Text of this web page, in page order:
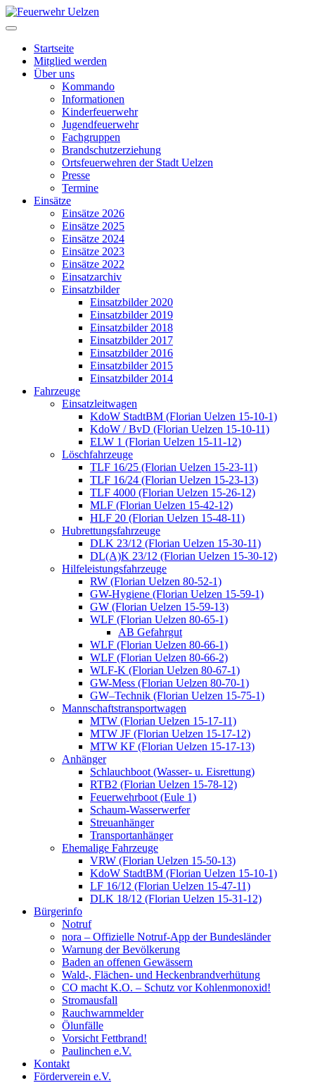
Startseite
Mitglied werden
Über uns
Kommando
Informationen
Kinderfeuerwehr
Jugendfeuerwehr
Fachgruppen
Brandschutzerziehung
Ortsfeuerwehren der Stadt Uelzen
Presse
Termine
Einsätze
Einsätze 2026
Einsätze 2025
Einsätze 2024
Einsätze 2023
Einsätze 2022
Einsatzarchiv
Einsatzbilder
Einsatzbilder 2020
Einsatzbilder 2019
Einsatzbilder 2018
Einsatzbilder 2017
Einsatzbilder 2016
Einsatzbilder 2015
Einsatzbilder 2014
Fahrzeuge
Einsatzleitwagen
KdoW StadtBM (Florian Uelzen 15-10-1)
KdoW / BvD (Florian Uelzen 15-10-11)
ELW 1 (Florian Uelzen 15-11-12)
Löschfahrzeuge
TLF 16/25 (Florian Uelzen 15-23-11)
TLF 16/24 (Florian Uelzen 15-23-13)
TLF 4000 (Florian Uelzen 15-26-12)
MLF (Florian Uelzen 15-42-12)
HLF 20 (Florian Uelzen 15-48-11)
Hubrettungsfahrzeuge
DLK 23/12 (Florian Uelzen 15-30-11)
DL(A)K 23/12 (Florian Uelzen 15-30-12)
Hilfeleistungsfahrzeuge
RW (Florian Uelzen 80-52-1)
GW-Hygiene (Florian Uelzen 15-59-1)
GW (Florian Uelzen 15-59-13)
WLF (Florian Uelzen 80-65-1)
AB Gefahrgut
WLF (Florian Uelzen 80-66-1)
WLF (Florian Uelzen 80-66-2)
WLF-K (Florian Uelzen 80-67-1)
GW-Mess (Florian Uelzen 80-70-1)
GW–Technik (Florian Uelzen 15-75-1)
Mannschaftstransportwagen
MTW (Florian Uelzen 15-17-11)
MTW JF (Florian Uelzen 15-17-12)
MTW KF (Florian Uelzen 15-17-13)
Anhänger
Schlauchboot (Wasser- u. Eisrettung)
RTB2 (Florian Uelzen 15-78-12)
Feuerwehrboot (Eule 1)
Schaum-Wasserwerfer
Streuanhänger
Transportanhänger
Ehemalige Fahrzeuge
VRW (Florian Uelzen 15-50-13)
KdoW StadtBM (Florian Uelzen 15-10-1)
LF 16/12 (Florian Uelzen 15-47-11)
DLK 18/12 (Florian Uelzen 15-31-12)
Bürgerinfo
Notruf
nora – Offizielle Notruf-App der Bundesländer
Warnung der Bevölkerung
Baden an offenen Gewässern
Wald-, Flächen- und Heckenbrandverhütung
CO macht K.O. – Schutz vor Kohlenmonoxid!
Stromausfall
Rauchwarnmelder
Ölunfälle
Vorsicht Fettbrand!
Paulinchen e.V.
Kontakt
Förderverein e.V.